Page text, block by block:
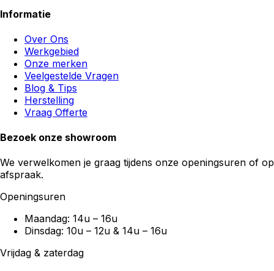
Informatie
Over Ons
Werkgebied
Onze merken
Veelgestelde Vragen
Blog & Tips
Herstelling
Vraag Offerte
Bezoek onze showroom
We verwelkomen je graag tijdens onze openingsuren of op
afspraak.
Openingsuren
Maandag: 14u – 16u
Dinsdag: 10u – 12u & 14u – 16u
Vrijdag & zaterdag